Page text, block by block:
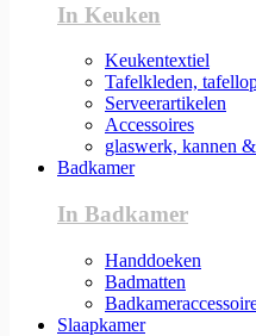
In Keuken
Keukentextiel
Tafelkleden,
Serveerartikelen
Accessoires
glaswerk, kannen
Badkamer
In Badkamer
Handdoeken
Badmatten
Slaapkamer